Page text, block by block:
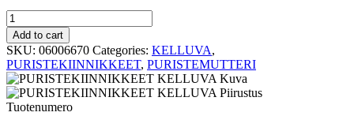
PURISTEMUTTERI
KELLUVA
HCF
M6-
2
PURISTEMUTTERI
KELLUVA
Add to cart
SKU: 06006670 Categories: KELLUVA,
PURISTEKIINNIKKEET, PURISTEMUTTERI
Tuotenumero